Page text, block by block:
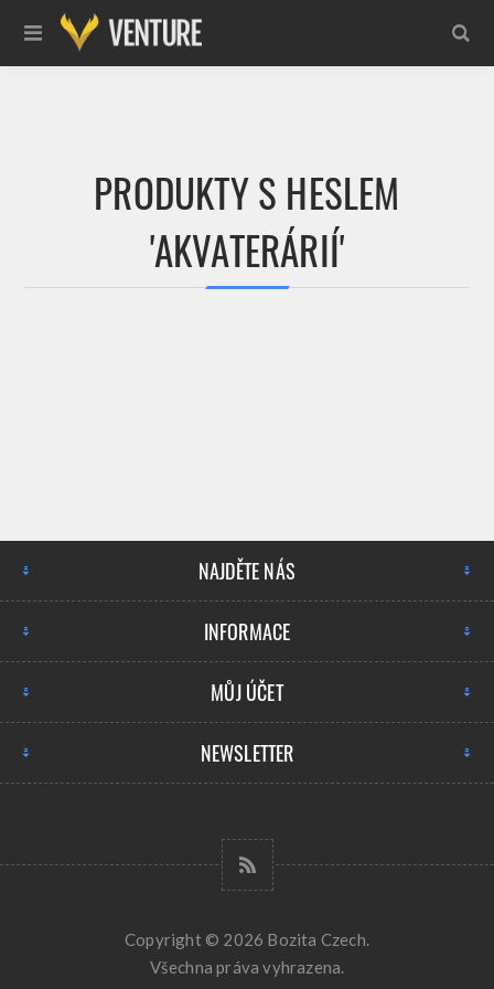
PRODUKTY S HESLEM
'AKVATERÁRIÍ'
NAJDĚTE NÁS
INFORMACE
MŮJ ÚČET
NEWSLETTER
Copyright © 2026 Bozita Czech.
Všechna práva vyhrazena.